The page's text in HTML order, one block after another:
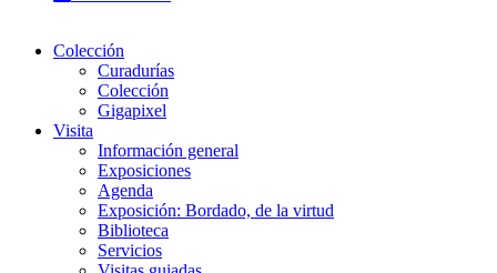
Colección
Curadurías
Colección
Gigapixel
Visita
Información general
Exposiciones
Agenda
Exposición: Bordado, de la virtud
Biblioteca
Servicios